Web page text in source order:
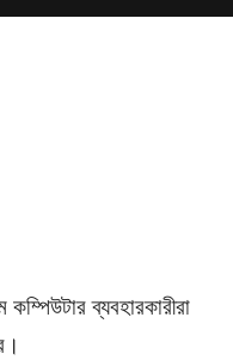
ব্যবহারকারীরা